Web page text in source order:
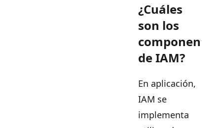
¿Cuáles
son los
componentes
de IAM?
En aplicación,
IAM se
implementa